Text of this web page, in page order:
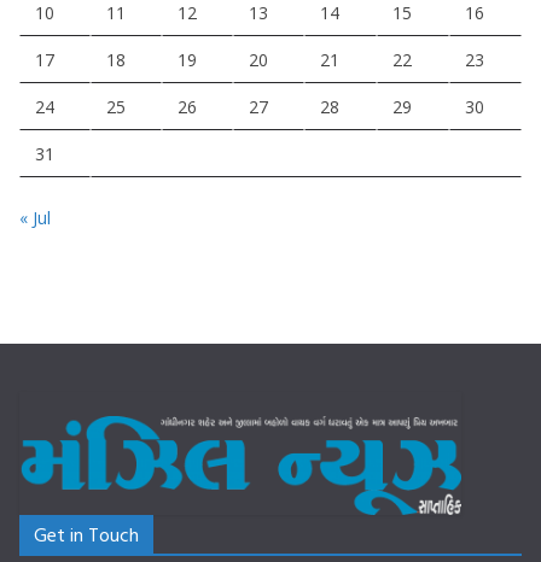
10 11 12 13 14 15 16
17 18 19 20 21 22 23
24 25 26 27 28 29 30
31
« Jul
Get in Touch